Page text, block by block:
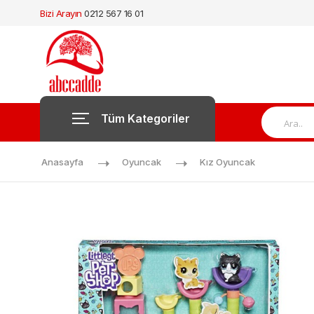
Bizi Arayın 0212 567 16 01
Tüm Kategoriler
Anasayfa Oyuncak Kız Oyuncak